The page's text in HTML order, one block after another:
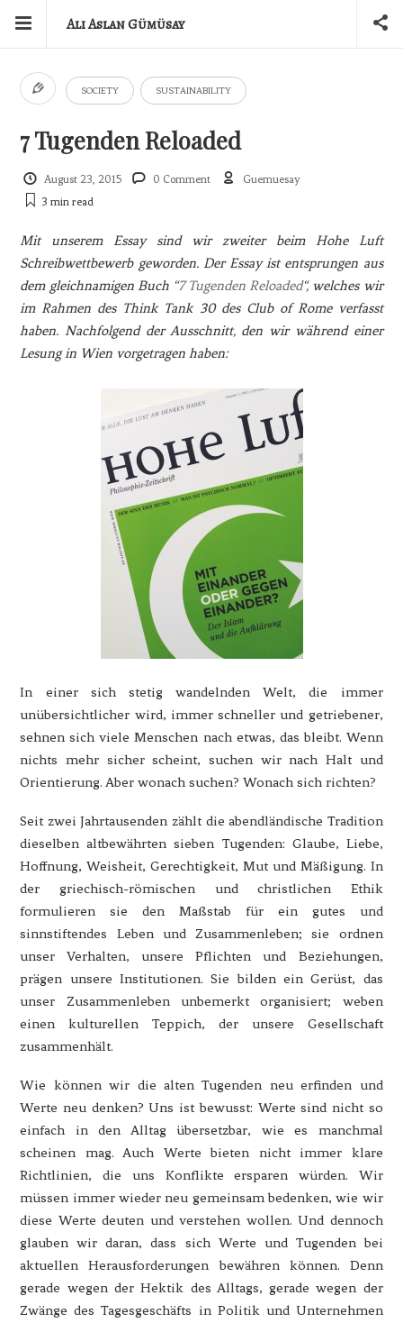
Ali Aslan Gümüsay
SOCIETY SUSTAINABILITY
7 Tugenden Reloaded
August 23, 2015 0 Comment
Guemuesay
3 minread
Mit unserem Essay sind wir zweiter beim Hohe Luft
Schreibwettbewerb geworden. Der Essay ist entsprungen aus
dem gleichnamigen Buch “7 Tugenden Reloaded“, welches wir
im Rahmen des Think Tank 30 des Club of Rome verfasst
haben. Nachfolgend der Ausschnitt, den wir während einer
Lesung in Wien vorgetragen haben:
In einer sich stetig wandelnden Welt, die immer
unübersichtlicher wird, immer schneller und getriebener,
sehnen sich viele Menschen nach etwas, das bleibt. Wenn
nichts mehr sicher scheint, suchen wir nach Halt und
Orientierung. Aber wonach suchen? Wonach sich richten?
Seit zwei Jahrtausenden zählt die abendländische Tradition
dieselben altbewährten sieben Tugenden: Glaube, Liebe,
Hoffnung, Weisheit, Gerechtigkeit, Mut und Mäßigung. In
der griechisch-römischen und christlichen Ethik
formulieren sie den Maßstab für ein gutes und
sinnstiftendes Leben und Zusammenleben; sie ordnen
unser Verhalten, unsere Pflichten und Beziehungen,
prägen unsere Institutionen. Sie bilden ein Gerüst, das
unser Zusammenleben unbemerkt organisiert; weben
einen kulturellen Teppich, der unsere Gesellschaft
zusammenhält.
Wie können wir die alten Tugenden neu erfinden und
Werte neu denken? Uns ist bewusst: Werte sind nicht so
einfach in den Alltag übersetzbar, wie es manchmal
scheinen mag. Auch Werte bieten nicht immer klare
Richtlinien, die uns Konflikte ersparen würden. Wir
müssen immer wieder neu gemeinsam bedenken, wie wir
diese Werte deuten und verstehen wollen. Und dennoch
glauben wir daran, dass sich Werte und Tugenden bei
aktuellen Herausforderungen bewähren können. Denn
gerade wegen der Hektik des Alltags, gerade wegen der
Zwänge des Tagesgeschäfts in Politik und Unternehmen